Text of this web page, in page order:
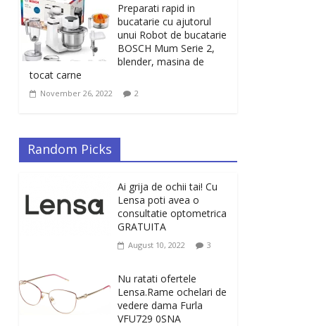
Preparati rapid in
bucatarie cu ajutorul
unui Robot de bucatarie
BOSCH Mum Serie 2,
blender, masina de
tocat carne
November 26, 2022 2
Random Picks
Ai grija de ochii tai! Cu
Lensa poti avea o
consultatie optometrica
GRATUITA
August 10, 2022 3
Nu ratati ofertele
Lensa.Rame ochelari de
vedere dama Furla
VFU729 0SNA